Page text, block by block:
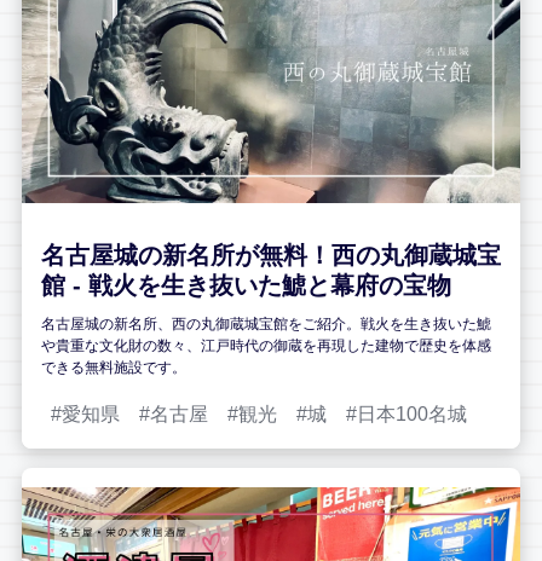
名古屋城の新名所が無料！西の丸御蔵城宝
館 - 戦火を生き抜いた鯱と幕府の宝物
名古屋城の新名所、西の丸御蔵城宝館をご紹介。戦火を生き抜いた鯱
や貴重な文化財の数々、江戸時代の御蔵を再現した建物で歴史を体感
できる無料施設です。
愛知県 名古屋 観光 城 日本100名城